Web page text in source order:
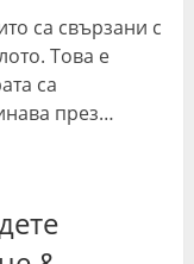
са свързани с
Това е
са
през…